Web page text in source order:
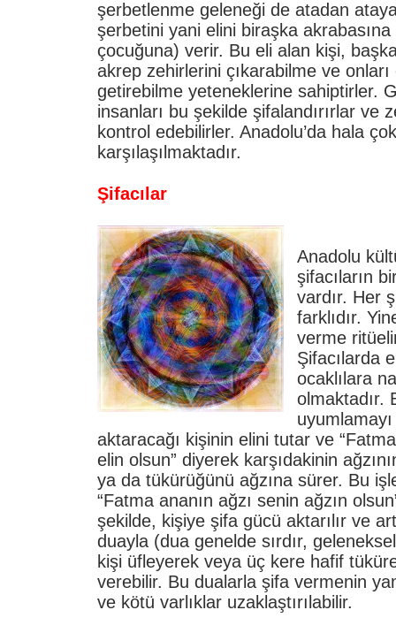
şerbetlenme geleneği de atadan
şerbetini yani elini biraşka
çocuğuna) verir. Bu eli alan kişi,
akrep zehirlerini çıkarabilme ve
getirebilme yeteneklerine sahiptirler.
insanları bu şekilde şifalandırırlar ve
kontrol edebilirler. Anadolu’da hala
karşılaşılmaktadır.
Şifacılar
Anadolu
şifacıların
vardır. Her
farklıdır.
verme
Şifacılarda
ocaklılara
olmaktadır.
aktaracağı kişinin elini tutar ve
elin olsun” diyerek karşıdakinin
ya da tükürüğünü ağzına sürer. Bu
“Fatma ananın ağzı senin ağzın
şekilde, kişiye şifa gücü aktarılır ve
duayla (dua genelde sırdır,
kişi üfleyerek veya üç kere hafif
verebilir. Bu dualarla şifa vermenin
ve kötü varlıklar uzaklaştırılabilir.